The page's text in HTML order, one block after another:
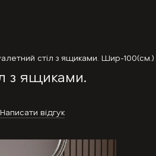
стіл з ящиками. Шир-100(см.)
з ящиками.
Написати відгук